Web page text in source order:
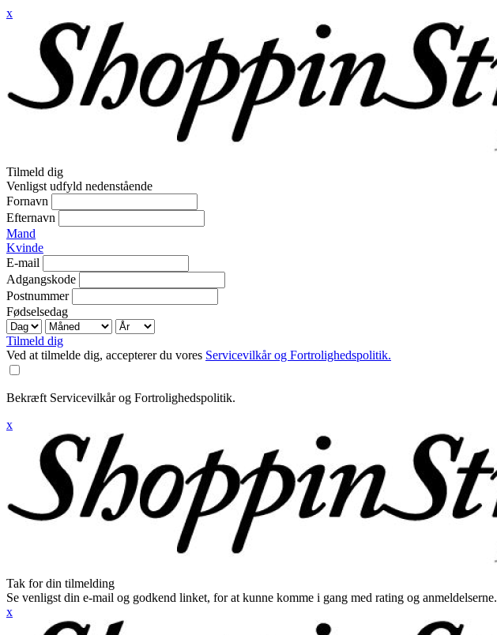
x
Tilmeld dig
Venligst udfyld nedenstående
Fornavn
Efternavn
Mand
Kvinde
E-mail
Adgangskode
Postnummer
Fødselsedag
Tilmeld dig
Ved at tilmelde dig, accepterer du vores Servicevilkår og Fortrolighedspolitik.
Bekræft Servicevilkår og Fortrolighedspolitik.
x
Tak for din tilmelding
Se venligst din e-mail og godkend linket, for at kunne komme i gang med rating og anmeldelserne.
x